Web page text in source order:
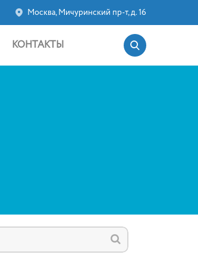
Москва, Мичуринский пр-т, д. 16
КОНТАКТЫ